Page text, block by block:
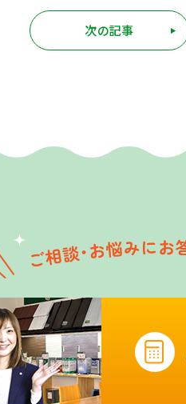
次の記事